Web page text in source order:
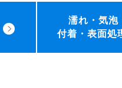
濡れ・気泡
付着・表面処